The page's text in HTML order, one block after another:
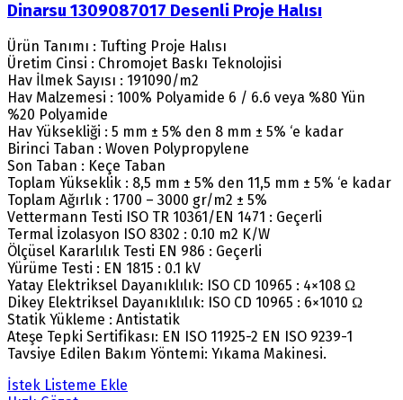
Dinarsu 1309087017 Desenli Proje Halısı
Ürün Tanımı : Tufting Proje Halısı
Üretim Cinsi : Chromojet Baskı Teknolojisi
Hav İlmek Sayısı : 191090/m2
Hav Malzemesi : 100% Polyamide 6 / 6.6 veya %80 Yün
%20 Polyamide
Hav Yüksekliği : 5 mm ± 5% den 8 mm ± 5% ‘e kadar
Birinci Taban : Woven Polypropylene
Son Taban : Keçe Taban
Toplam Yükseklik : 8,5 mm ± 5% den 11,5 mm ± 5% ‘e kadar
Toplam Ağırlık : 1700 – 3000 gr/m2 ± 5%
Vettermann Testi ISO TR 10361/EN 1471 : Geçerli
Termal İzolasyon ISO 8302 : 0.10 m2 K/W
Ölçüsel Kararlılık Testi EN 986 : Geçerli
Yürüme Testi : EN 1815 : 0.1 kV
Yatay Elektriksel Dayanıklılık: ISO CD 10965 : 4×108 Ω
Dikey Elektriksel Dayanıklılık: ISO CD 10965 : 6×1010 Ω
Statik Yükleme : Antistatik
Ateşe Tepki Sertifikası: EN ISO 11925-2 EN ISO 9239-1
Tavsiye Edilen Bakım Yöntemi: Yıkama Makinesi.
İstek Listeme Ekle